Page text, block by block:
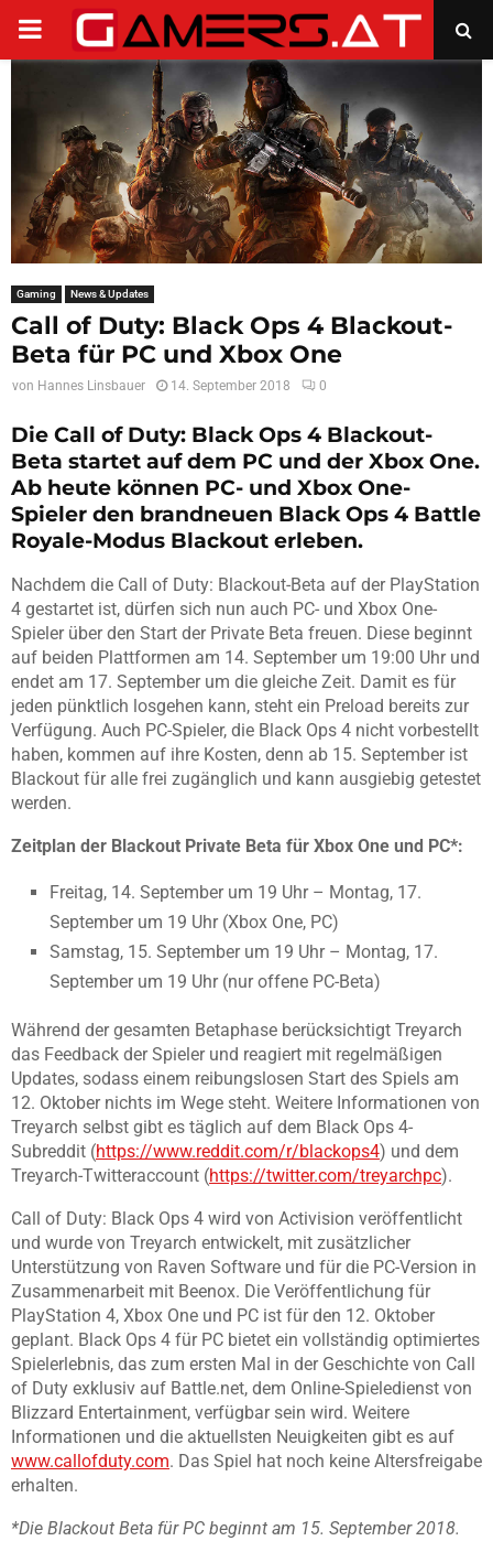
PRIMARY
Gaming News & Updates
Call of Duty: Black Ops 4 Blackout-
Beta für PC und Xbox One
von Hannes Linsbauer 14. September 2018 0
Die Call of Duty: Black Ops 4 Blackout-
Beta startet auf dem PC und der Xbox One.
Ab heute können PC- und Xbox One-
Spieler den brandneuen Black Ops 4 Battle
Royale-Modus Blackout erleben.
Nachdem die Call of Duty: Blackout-Beta auf der PlayStation
4 gestartet ist, dürfen sich nun auch PC- und Xbox One-
Spieler über den Start der Private Beta freuen. Diese beginnt
auf beiden Plattformen am 14. September um 19:00 Uhr und
endet am 17. September um die gleiche Zeit. Damit es für
jeden pünktlich losgehen kann, steht ein Preload bereits zur
Verfügung. Auch PC-Spieler, die Black Ops 4 nicht vorbestellt
haben, kommen auf ihre Kosten, denn ab 15. September ist
Blackout für alle frei zugänglich und kann ausgiebig getestet
werden.
Zeitplan der Blackout Private Beta für Xbox One und PC*:
Freitag, 14. September um 19 Uhr – Montag, 17.
September um 19 Uhr (Xbox One, PC)
Samstag, 15. September um 19 Uhr – Montag, 17.
September um 19 Uhr (nur offene PC-Beta)
Während der gesamten Betaphase berücksichtigt Treyarch
das Feedback der Spieler und reagiert mit regelmäßigen
Updates, sodass einem reibungslosen Start des Spiels am
12. Oktober nichts im Wege steht. Weitere Informationen von
Treyarch selbst gibt es täglich auf dem Black Ops 4-
Subreddit (https://www.reddit.com/r/blackops4) und dem
Treyarch-Twitteraccount (https://twitter.com/treyarchpc).
Call of Duty: Black Ops 4 wird von Activision veröffentlicht
und wurde von Treyarch entwickelt, mit zusätzlicher
Unterstützung von Raven Software und für die PC-Version in
Zusammenarbeit mit Beenox. Die Veröffentlichung für
PlayStation 4, Xbox One und PC ist für den 12. Oktober
geplant. Black Ops 4 für PC bietet ein vollständig optimiertes
Spielerlebnis, das zum ersten Mal in der Geschichte von Call
of Duty exklusiv auf Battle.net, dem Online-Spieledienst von
Blizzard Entertainment, verfügbar sein wird. Weitere
Informationen und die aktuellsten Neuigkeiten gibt es auf
www.callofduty.com. Das Spiel hat noch keine Altersfreigabe
erhalten.
*Die Blackout Beta für PC beginnt am 15. September 2018.